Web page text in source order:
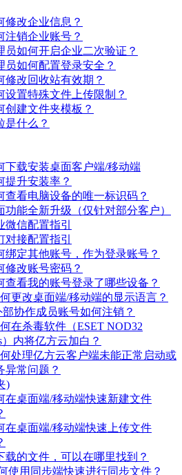
修改企业信息？
注销企业账号？
员如何开启企业二次验证？
员如何配置登录安全？
修改回收站有效期？
设置特殊文件上传限制？
创建文件夹模板？
是什么？
下载安装桌面客户端/移动端
提升安装率？
查看电脑设备的唯一标识码？
功能全新升级（仅针对部分客户）
微信配置指引
对接配置指引
绑定其他账号，作为登录账号？
修改账号密码？
查看我的账号登录了哪些设备？
更改桌面端/移动端的显示语言？
部协作成员账号如何注销？
在杀毒软件（ESET NOD32
）内将亿方云加白？
处理亿方云客户端未能正常启动或
异常问题？
)
在桌面端/移动端快速新建文件
在桌面端/移动端快速上传文件
载的文件，可以在哪里找到？
使用同步端快速进行同步文件？